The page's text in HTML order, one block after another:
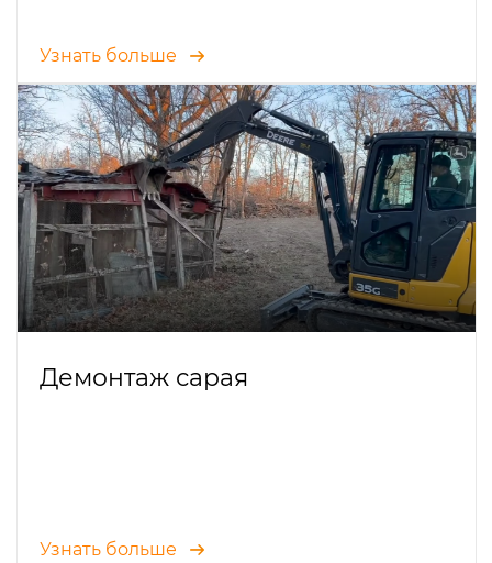
Узнать больше
Демонтаж сарая
Узнать больше